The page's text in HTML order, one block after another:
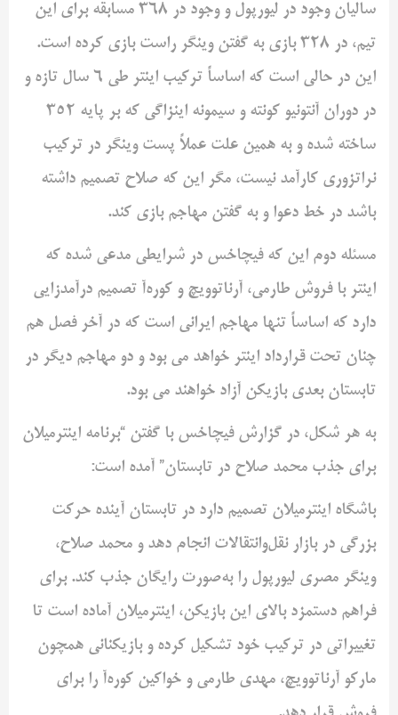
سالیان وجود در لیورپول و وجود در 368 مسابقه برای این
تیم، در 328 بازی به گفتن وینگر راست بازی کرده است.
این در حالی است که اساساً ترکیب اینتر طی 6 سال تازه و
در دوران آنتونیو کونته و سیمونه اینزاگی که بر پایه 352
ساخته شده و به همین علت عملاً پست وینگر در ترکیب
نراتزوری کارآمد نیست، مگر این که صلاح تصمیم داشته
باشد در خط دعوا و به گفتن مهاجم بازی کند.
مسئله دوم این که فیچاخس در شرایطی مدعی شده که
اینتر با فروش طارمی، آرناتوویچ و کوره‌آ تصمیم درآمدزایی
دارد که اساساً تنها مهاجم ایرانی است که در آخر فصل هم
چنان تحت قرارداد اینتر خواهد می بود و دو مهاجم دیگر در
تابستان بعدی بازیکن آزاد خواهند می بود.
به هر شکل، در گزارش فیچاخس با گفتن “برنامه اینترمیلان
برای جذب محمد صلاح در تابستان” آمده است:
باشگاه اینترمیلان تصمیم دارد در تابستان آینده حرکت
بزرگی در بازار نقل‌وانتقالات انجام دهد و محمد صلاح،
وینگر مصری لیورپول را به‌صورت رایگان جذب کند. برای
فراهم دستمزد بالای این بازیکن، اینترمیلان آماده است تا
تغییراتی در ترکیب خود تشکیل کرده و بازیکنانی همچون
مارکو آرناتوویچ، مهدی طارمی و خواکین کوره‌آ را برای